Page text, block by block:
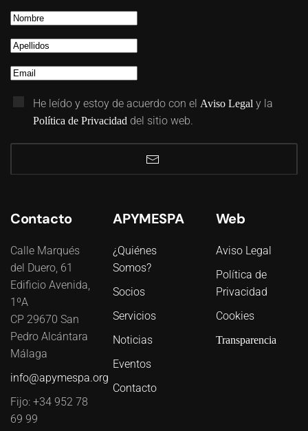
He leído y estoy de acuerdo con el Aviso Legal y la
Política de Privacidad del sitio web.
Contacto
Calle Marqués
del Duero, 61
Edificio Avenida,
1ºA
CP 29670 San
Pedro Alcántara
Málaga
info@apymespa.org
Fijo: +34 952 78
69 99
APYMESPA
¿Quiénes
Somos?
Socios
Servicios
Noticias
Eventos
Contacto
Web
Aviso Legal
Política de
Privacidad
Cookies
Transparencia